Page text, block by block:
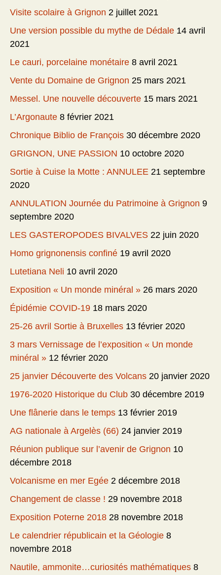
Visite scolaire à Grignon 2 juillet 2021
Une version possible du mythe de Dédale 14 avril
2021
Le cauri, porcelaine monétaire 8 avril 2021
Vente du Domaine de Grignon 25 mars 2021
Messel. Une nouvelle découverte 15 mars 2021
L’Argonaute 8 février 2021
Chronique Biblio de François 30 décembre 2020
GRIGNON, UNE PASSION 10 octobre 2020
Sortie à Cuise la Motte : ANNULEE 21 septembre
2020
ANNULATION Journée du Patrimoine à Grignon 9
septembre 2020
LES GASTEROPODES BIVALVES 22 juin 2020
Homo grignonensis confiné 19 avril 2020
Lutetiana Neli 10 avril 2020
Exposition « Un monde minéral » 26 mars 2020
Épidémie COVID-19 18 mars 2020
25-26 avril Sortie à Bruxelles 13 février 2020
3 mars Vernissage de l’exposition « Un monde
minéral » 12 février 2020
25 janvier Découverte des Volcans 20 janvier 2020
1976-2020 Historique du Club 30 décembre 2019
Une flânerie dans le temps 13 février 2019
AG nationale à Argelès (66) 24 janvier 2019
Réunion publique sur l’avenir de Grignon 10
décembre 2018
Volcanisme en mer Egée 2 décembre 2018
Changement de classe ! 29 novembre 2018
Exposition Poterne 2018 28 novembre 2018
Le calendrier républicain et la Géologie 8
novembre 2018
Nautile, ammonite…curiosités mathématiques 8